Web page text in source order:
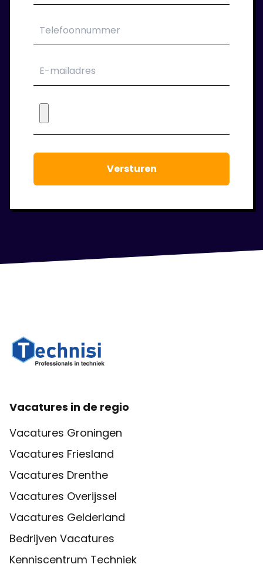
6. Wij blijven klaar staan!
Tijdens de periode dat je bij ons in dienst
bent houden we regelmatig contact. We
staan voor je klaar om jouw werkgeluk voort
Vacatures in de regio
Vacatures Groningen
Vacatures Friesland
Vacatures Drenthe
Vacatures Overijssel
Vacatures Gelderland
Bedrijven Vacatures
Kenniscentrum Techniek